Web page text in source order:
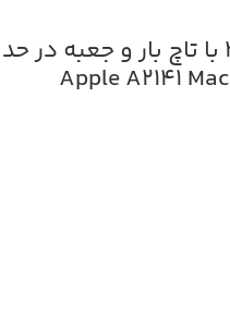
مک بوک پرو 16 اینچی 2019 با تاچ بار و جعبه در حد